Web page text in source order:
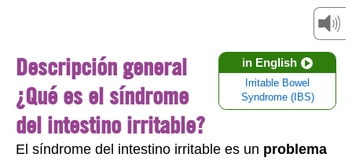
in English
Irritable Bowel
Syndrome (IBS)
Descripción general
¿Qué es el síndrome
del intestino irritable?
El síndrome del intestino irritable es un problema